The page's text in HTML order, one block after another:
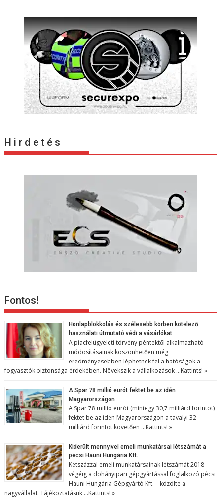
H i r d e t é s
Fontos!
Honlapblokkolás és szélesebb körben kötelező
használati útmutató védi a vásárlókat
A piacfelügyeleti törvény péntektől alkalmazható
módosításainak köszönhetően még
eredményesebben léphetnek fel a hatóságok a
fogyasztók biztonsága érdekében. Növekszik a vállalkozások …Kattints! »
A Spar 78 millió eurót fektet be az idén
Magyarországon
A Spar 78 millió eurót (mintegy 30,7 milliárd forintot)
fektet be az idén Magyarországon a tavalyi 32
milliárd forintot követően …Kattints! »
Kiderült mennyivel emeli munkatársai létszámát a
pécsi Hauni Hungária Kft.
Kétszázzal emeli munkatársainak létszámát 2018
végéig a dohányipari gépgyártással foglalkozó pécsi
Hauni Hungária Gépgyártó Kft. – közölte a
nagyvállalat. Tájékoztatásuk …Kattints! »